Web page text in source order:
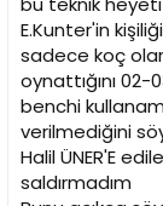
E.Kunter'in
sadece koç
oynattığını 02-
benchi
verilmediğini
Halil ÜNER'E
saldırmadım